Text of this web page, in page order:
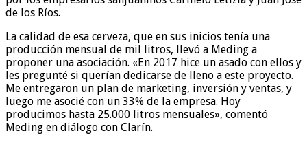
de los Ríos.
La calidad de esa cerveza, que en sus inicios tenía una
producción mensual de mil litros, llevó a Meding a
proponer una asociación. «En 2017 hice un asado con ellos y
les pregunté si querían dedicarse de lleno a este proyecto.
Me entregaron un plan de marketing, inversión y ventas, y
luego me asocié con un 33% de la empresa. Hoy
producimos hasta 25.000 litros mensuales», comentó
Meding en diálogo con Clarín.